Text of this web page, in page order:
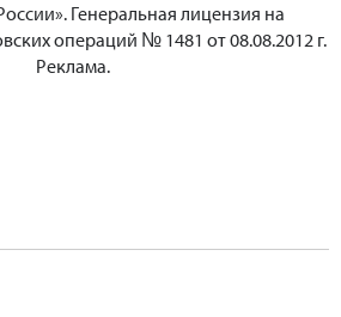
Генеральная лицензия на
операций № 1481 от 08.08.2012 г.
Реклама.